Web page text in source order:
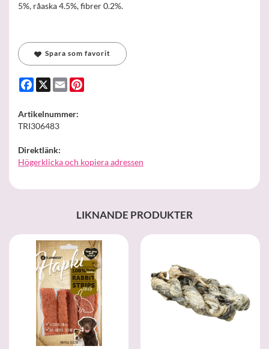
5%, råaska 4.5%, fibrer 0.2%.
Spara som favorit
Facebook
X Email
Artikelnummer:
TRI306483
Direktlänk:
Högerklicka och kopiera adressen
LIKNANDE PRODUKTER